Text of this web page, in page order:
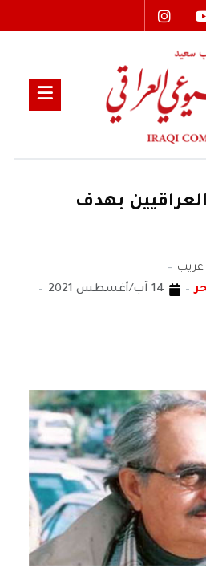
بهدف
14 آب/أغسطس 2021